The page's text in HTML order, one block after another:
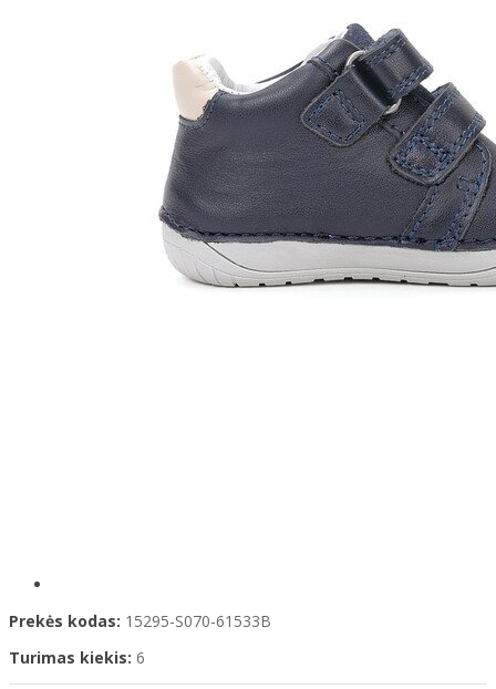
Prekės kodas: 15295-S070-61533B
Turimas kiekis: 6